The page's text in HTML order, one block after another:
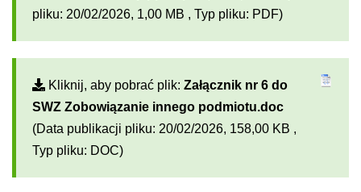
pliku: 20/02/2026, 1,00 MB , Typ pliku: PDF)
Kliknij, aby pobrać plik: Załącznik nr 6 do
SWZ Zobowiązanie innego podmiotu.doc
(Data publikacji pliku: 20/02/2026, 158,00 KB ,
Typ pliku: DOC)